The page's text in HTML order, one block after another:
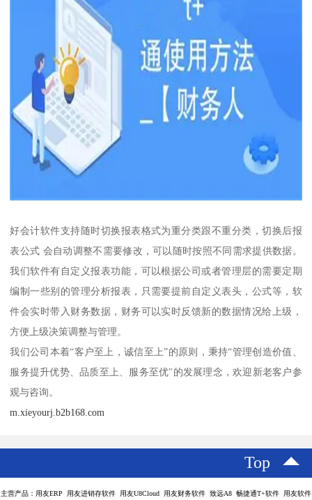
好会计软件支持随时切换报表格式为重分类跟不重分类，切换后报
表公式 会自动调整不需要修改，可以随时按照不同需求提供数据。
我们软件有自定义报表功能，可以根据公司或者管理层的需要定期
编制一些别的管理分析报表，只需要提前自定义表头，公式等，软
件会实时带入财务数据，财务可以实时反馈新的数据情况给上级，
方便上级决策调整与管理。
我们公司本着“客户至上，诚信至上”的原则，秉持“管理创造价值、
服务提升优势、品质至上、服务至优"的发展理念，欢迎新老客户参
观与咨询。
m.xieyourj.b2b168.com
Top
主营产品：用友ERP 用友进销存软件 用友U8Cloud 用友财务软件 致远A8 畅捷通T+软件 用友软件